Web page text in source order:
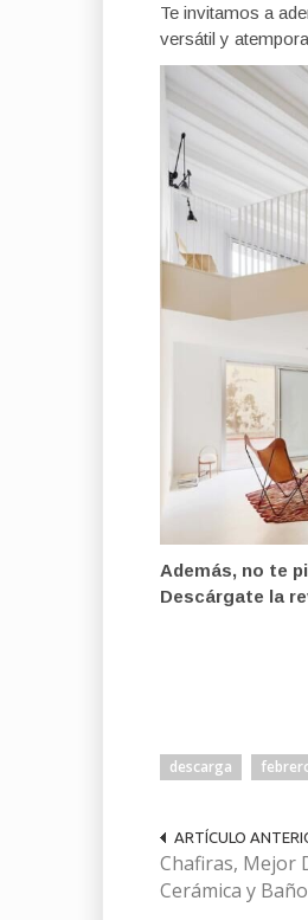
Te invitamos a
versátil y
Además, no te
Descárgate la
descarga
ARTÍCULO
Chafiras, Mejor
Cerámica y